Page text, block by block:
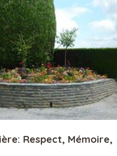
Respect, Mémoire,